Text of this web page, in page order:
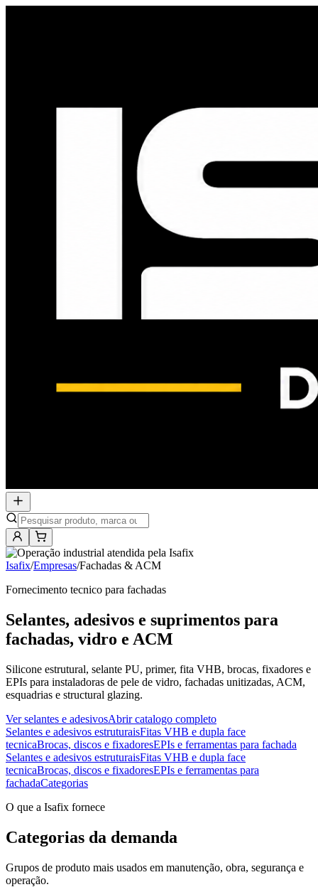
Isafix/Empresas/Fachadas & ACM
Fornecimento tecnico para fachadas
Selantes, adesivos e suprimentos para
fachadas, vidro e ACM
Silicone estrutural, selante PU, primer, fita VHB, brocas, fixadores e
EPIs para instaladoras de pele de vidro, fachadas unitizadas, ACM,
esquadrias e structural glazing.
Ver selantes e adesivosAbrir catalogo completo
Selantes e adesivos estruturaisFitas VHB e dupla face
tecnicaBrocas, discos e fixadoresEPIs e ferramentas para fachada
Selantes e adesivos estruturaisFitas VHB e dupla face
tecnicaBrocas, discos e fixadoresEPIs e ferramentas para
fachadaCategorias
O que a Isafix fornece
Categorias da demanda
Grupos de produto mais usados em manutenção, obra, segurança e
operação.